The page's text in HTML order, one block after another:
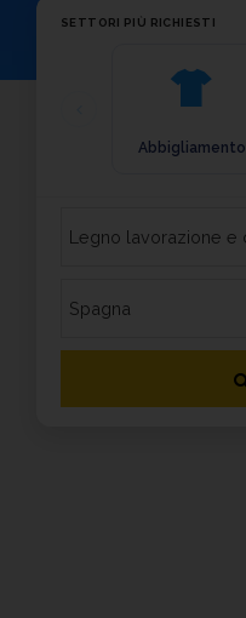
SETTORI PIÙ RICHIESTI
Abbigliamento